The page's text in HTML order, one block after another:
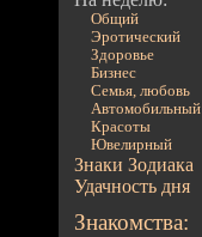
Общий
Эротический
Здоровье
Бизнес
Семья, любовь
Автомобильный
Красоты
Ювелирный
Знаки Зодиака
Удачность дня
Знакомства: